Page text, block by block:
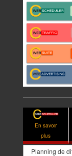
En savoir
plus
Planning de